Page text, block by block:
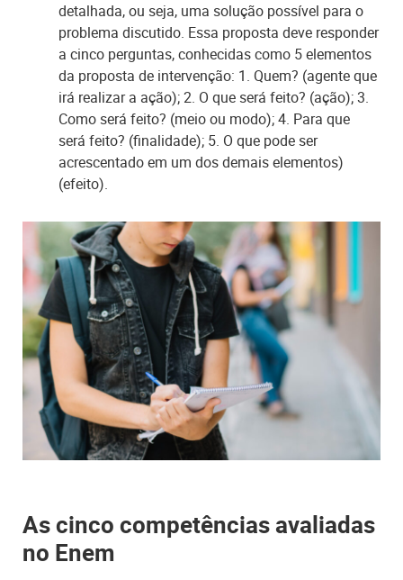
detalhada, ou seja, uma solução possível para o
problema discutido. Essa proposta deve responder
a cinco perguntas, conhecidas como 5 elementos
da proposta de intervenção: 1. Quem? (agente que
irá realizar a ação); 2. O que será feito? (ação); 3.
Como será feito? (meio ou modo); 4. Para que
será feito? (finalidade); 5. O que pode ser
acrescentado em um dos demais elementos)
(efeito).
As cinco competências avaliadas
no Enem